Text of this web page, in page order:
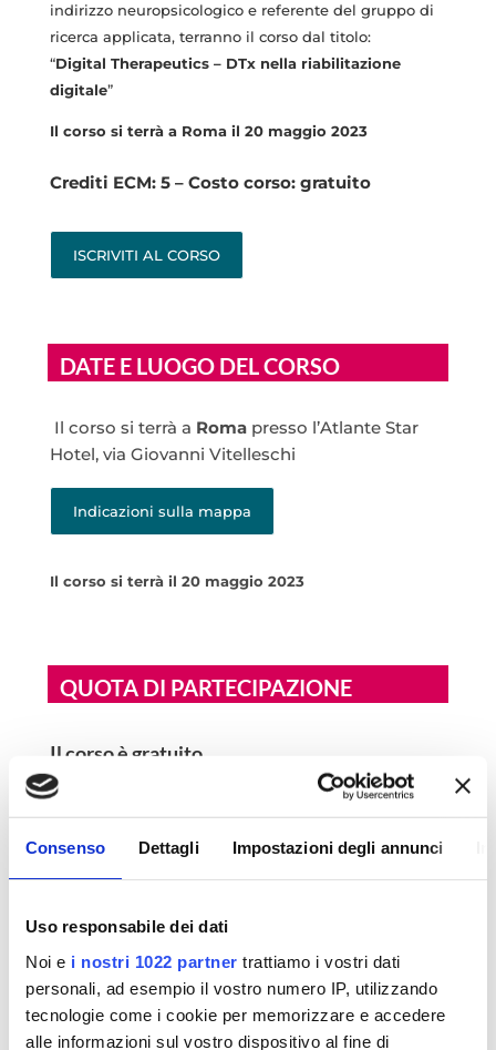
Consenso Dettagli Impostazioni degli annunci
Uso responsabile dei dati
Noi e i nostri 1022 partner trattiamo i vostri dati
personali, ad esempio il vostro numero IP, utilizzando
tecnologie come i cookie per memorizzare e accedere
alle informazioni sul vostro dispositivo al fine di
indirizzo neuropsicologico e referente del gruppo di
ricerca applicata, terranno il corso dal titolo:
“Digital Therapeutics – DTx nella riabilitazione
digitale”
Il corso si terrà a Roma il 20 maggio 2023
Crediti ECM: 5 – Costo corso: gratuito
ISCRIVITI AL CORSO
DATE E LUOGO DEL CORSO
Il corso si terrà a Romapresso l’Atlante Star
Hotel, via Giovanni Vitelleschi
Indicazioni sulla mappa
Il corso si terrà il 20 maggio 2023
QUOTA DI PARTECIPAZIONE
Il corso è gratuito
DOCENTI DEL CORSO
Dott.ssa AlessandraFranco:
Psicologa e psicoterapeuta cognitivo-
comportamentale a indirizzo neuropsicologico di
Istituto Santa Chiara, sede di Lecce